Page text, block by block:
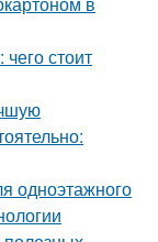
стоит
одноэтажного